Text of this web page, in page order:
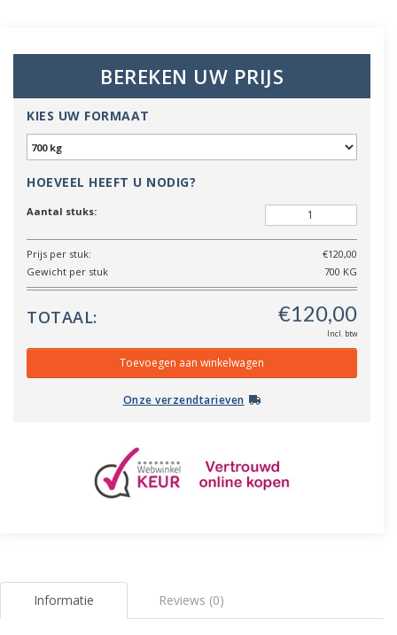
BEREKEN UW PRIJS
KIES UW FORMAAT
HOEVEEL HEEFT U NODIG?
Aantal stuks:
Prijs per stuk:
€120,00
Gewicht per stuk
700 KG
TOTAAL:
Incl. btw
Onze verzendtarieven
Informatie Reviews (0)